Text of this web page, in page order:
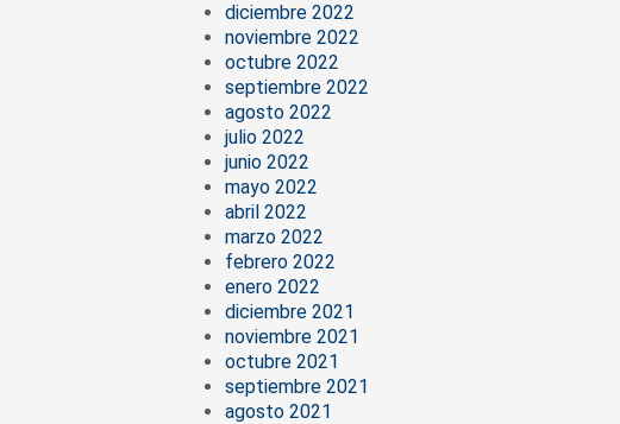
diciembre 2022
noviembre 2022
octubre 2022
septiembre 2022
agosto 2022
julio 2022
junio 2022
mayo 2022
abril 2022
marzo 2022
febrero 2022
enero 2022
diciembre 2021
noviembre 2021
octubre 2021
septiembre 2021
agosto 2021